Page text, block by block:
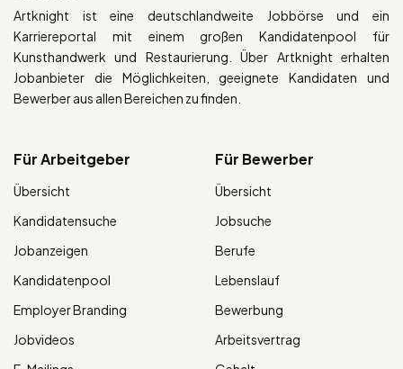
Artknight ist eine deutschlandweite Jobbörse und ein
Karriereportal mit einem großen Kandidatenpool für
Kunsthandwerk und Restaurierung. Über Artknight erhalten
Jobanbieter die Möglichkeiten, geeignete Kandidaten und
Bewerber aus allen Bereichen zu finden.
Für Arbeitgeber
Übersicht
Kandidatensuche
Jobanzeigen
Kandidatenpool
Employer Branding
Jobvideos
Für Bewerber
Übersicht
Jobsuche
Berufe
Lebenslauf
Bewerbung
Arbeitsvertrag